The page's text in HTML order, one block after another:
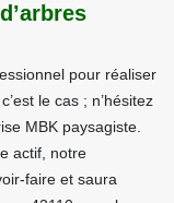
pour réaliser
le cas ; n’hésitez
MBK paysagiste.
actif, notre
faire et saura